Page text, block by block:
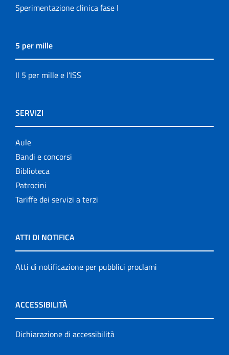
Sperimentazione clinica fase I
5 per mille
Il 5 per mille e l'ISS
SERVIZI
Aule
Bandi e concorsi
Biblioteca
Patrocini
Tariffe dei servizi a terzi
ATTI DI NOTIFICA
Atti di notificazione per pubblici proclami
ACCESSIBILITÀ
Dichiarazione di accessibilità